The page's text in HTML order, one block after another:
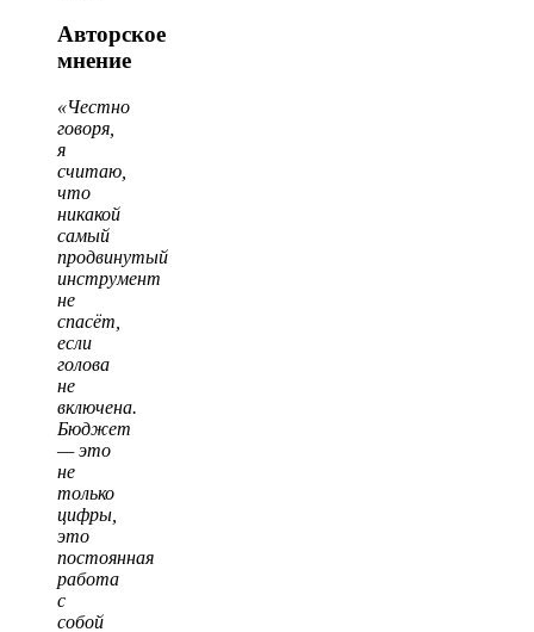
Авторское
мнение
«Честно
говоря,
я
считаю,
что
никакой
самый
продвинутый
инструмент
не
спасёт,
если
голова
не
включена.
Бюджет
— это
не
только
цифры,
это
постоянная
работа
с
собой